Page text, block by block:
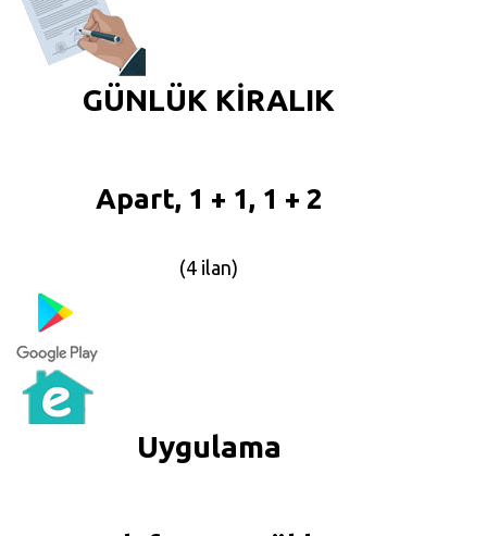
GÜNLÜK KİRALIK
Apart, 1 + 1, 1 + 2
(4 ilan)
Uygulama